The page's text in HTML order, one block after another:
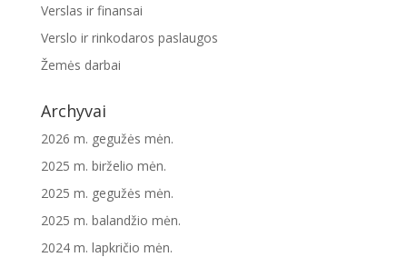
Verslas ir finansai
Verslo ir rinkodaros paslaugos
Žemės darbai
Archyvai
2026 m. gegužės mėn.
2025 m. birželio mėn.
2025 m. gegužės mėn.
2025 m. balandžio mėn.
2024 m. lapkričio mėn.